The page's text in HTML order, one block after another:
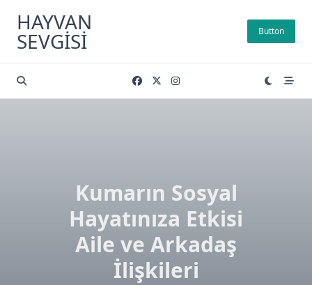
content
HAYVAN
SEVGISI Button
Kumarın Sosyal
Hayatınıza Etkisi
Aile ve Arkadaş
İlişkileri